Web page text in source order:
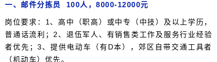
一、邮件分拣员 100人，8000-12000元
岗位要求：1、高中（职高）或中专（中技）及以上学历，
普通话流利；2、退伍军人、有销售类工作及服务行业经验
者优先；3、提供电动车（有D本），郊区自带交通工具者
（机动车）优先。